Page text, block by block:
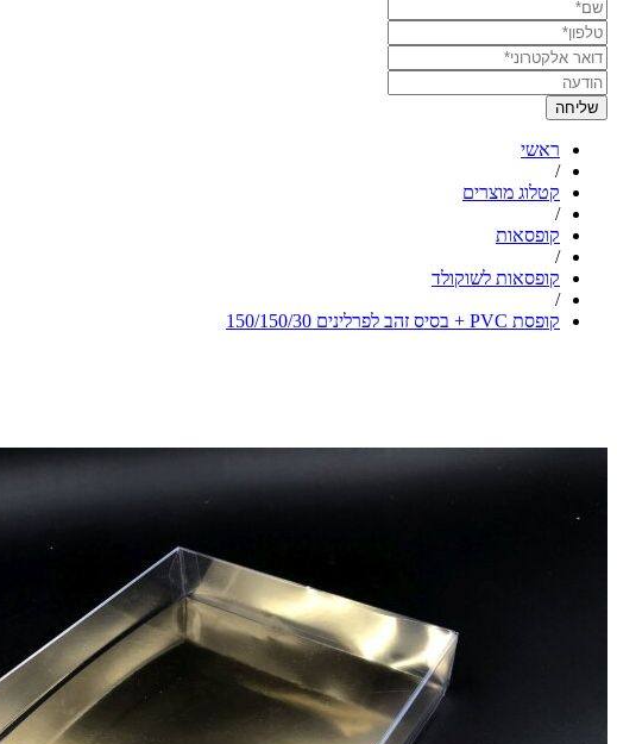
ראשי
/
קטלוג מוצרים
/
קופסאות
/
קופסאות לשוקולד
/
קופסת PVC + בסיס זהב לפרלינים 150/150/30